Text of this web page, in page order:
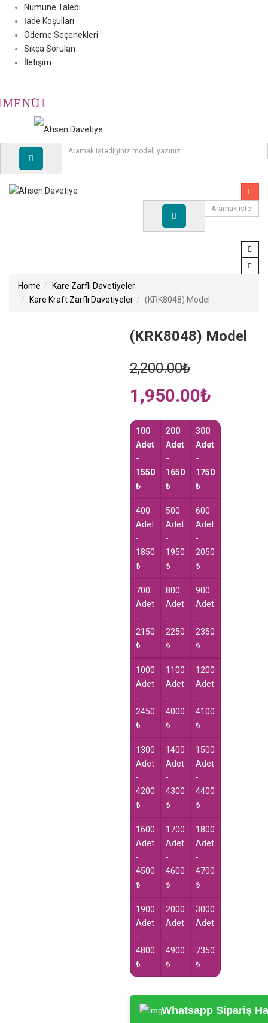
Numune Talebi
İade Koşulları
Ödeme Seçenekleri
Sıkça Sorulan
İletişim
MENÜ
Home
Kare Zarflı Davetiyeler
Kare Kraft Zarflı Davetiyeler
(KRK8048) Model
(KRK8048) Model
2,200.00₺
was:
2,200.00₺.
1,950.00₺price
1,950.00₺.
100
Adet
-
1550
₺
200
Adet
-
1650
₺
300
Adet
-
1750
₺
400
Adet
-
1850
₺
500
Adet
-
1950
₺
600
Adet
-
2050
₺
700
Adet
-
2150
₺
800
Adet
-
2250
₺
900
Adet
-
2350
₺
1000
Adet
-
2450
₺
1100
Adet
-
4000
₺
1200
Adet
-
4100
₺
1300
Adet
-
4200
₺
1400
Adet
-
4300
₺
1500
Adet
-
4400
₺
1600
Adet
-
4500
₺
1700
Adet
-
4600
₺
1800
Adet
-
4700
₺
1900
Adet
-
4800
₺
2000
Adet
-
4900
₺
3000
Adet
-
7350
₺
Whatsapp Sipariş